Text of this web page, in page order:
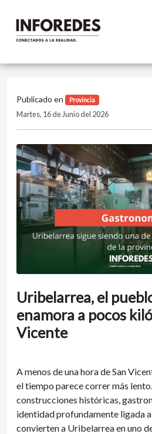
Publicado en Provincia
Martes, 16 de Junio del 2026
Uribelarrea, el
enamora a pocos
Vicente
A menos de una hora de San
el tiempo parece correr más
construcciones históricas,
identidad profundamente ligada
convierten a Uribelarrea en uno